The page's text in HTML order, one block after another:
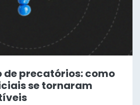
de precatórios: como
se tornaram